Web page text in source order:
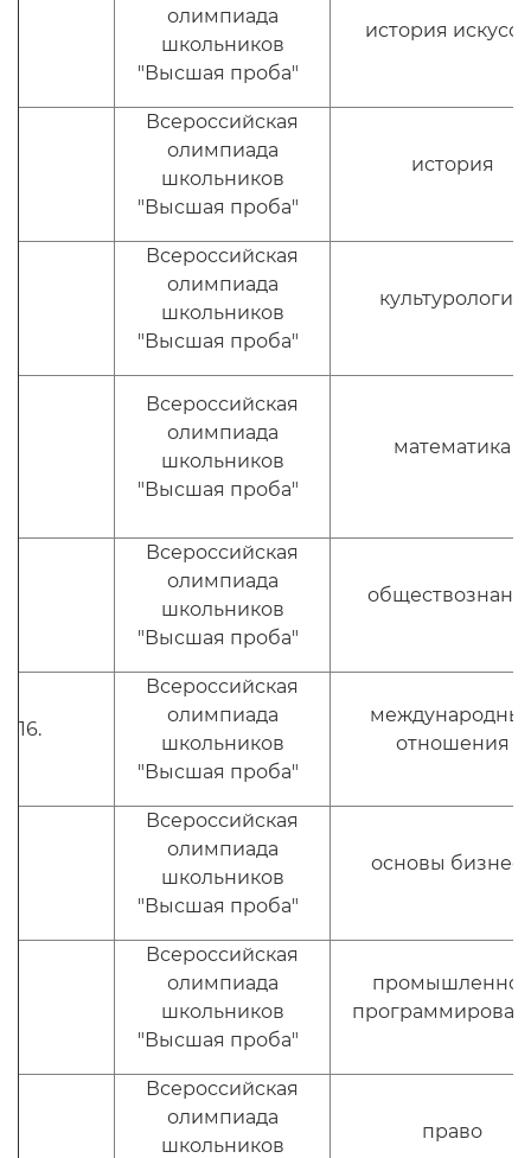
олимпиада
школьников
"Высшая проба"
история
Всероссийская
олимпиада
школьников
"Высшая проба"
история
Всероссийская
олимпиада
школьников
"Высшая проба"
культурология
Всероссийская
олимпиада
школьников
"Высшая проба"
математика
Всероссийская
олимпиада
школьников
"Высшая проба"
16.
Всероссийская
олимпиада
школьников
"Высшая проба"
отношения
Всероссийская
олимпиада
школьников
"Высшая проба"
основы
Всероссийская
олимпиада
школьников
"Высшая проба"
промышленное
Всероссийская
олимпиада
школьников
право